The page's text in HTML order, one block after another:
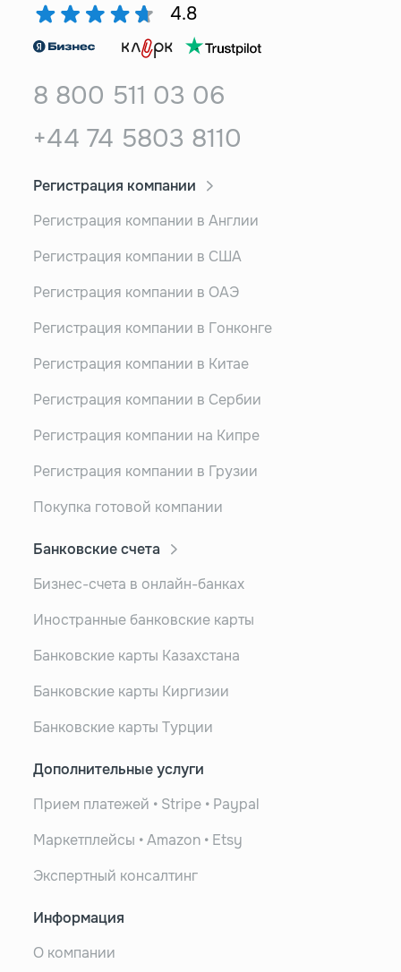
4.8
8 800 511 03 06
+44 74 5803 8110
Регистрация компании
Регистрация компании в Англии
Регистрация компании в США
Регистрация компании в ОАЭ
Регистрация компании в Гонконге
Регистрация компании в Китае
Регистрация компании в Сербии
Регистрация компании на Кипре
Регистрация компании в Грузии
Покупка готовой компании
Банковские счета
Бизнес-счета в онлайн-банках
Иностранные банковские карты
Банковские карты Казахстана
Банковские карты Киргизии
Банковские карты Турции
Дополнительные услуги
Прием платежей • Stripe • Paypal
Маркетплейсы • Amazon • Etsy
Экспертный консалтинг
Информация
О компании